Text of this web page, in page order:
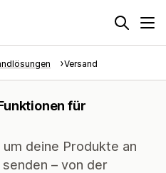
Versand
für
deine Produkte an
– von der